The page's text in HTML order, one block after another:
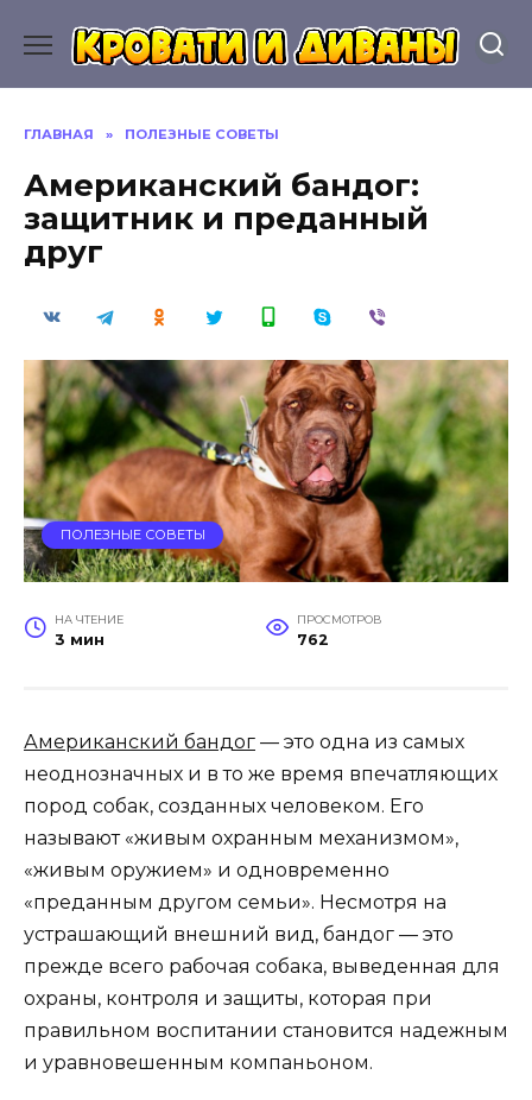
содержанию
ГЛАВНАЯ » ПОЛЕЗНЫЕ СОВЕТЫ
Американский бандог:
защитник и преданный
друг
ПОЛЕЗНЫЕ СОВЕТЫ
НА ЧТЕНИЕ
3 мин
ПРОСМОТРОВ
762
Американский бандог — это одна из самых
неоднозначных и в то же время впечатляющих
пород собак, созданных человеком. Его
называют «живым охранным механизмом»,
«живым оружием» и одновременно
«преданным другом семьи». Несмотря на
устрашающий внешний вид, бандог — это
прежде всего рабочая собака, выведенная для
охраны, контроля и защиты, которая при
правильном воспитании становится надежным
и уравновешенным компаньоном.